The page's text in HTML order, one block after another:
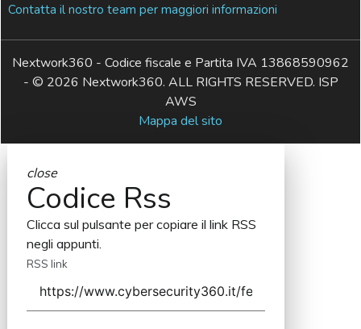
Contatta il nostro team per maggiori informazioni
Nextwork360 - Codice fiscale e Partita IVA 13868590962
- © 2026 Nextwork360. ALL RIGHTS RESERVED. ISP
AWS
Mappa del sito
close
Codice Rss
Clicca sul pulsante per copiare il link RSS
negli appunti.
RSS link